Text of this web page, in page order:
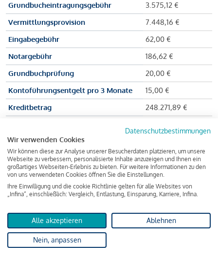
Grundbucheintragungsgebühr
3.575,12 €
Vermittlungsprovision
7.448,16 €
Eingabegebühr
62,00 €
Notargebühr
186,62 €
Grundbuchprüfung
20,00 €
Kontoführungsentgelt pro 3 Monate
15,00 €
Kreditbetrag
248.271,89 €
Zu zahlender Gesamtbetrag
Kreditvermittler
INFINA Credit
Broker GmbH
von 237.000 Euro ausgezahlt, um die Wohnung zu kaufen.
Darüber hinaus fallen aber noch einige Gebühren an (z. B. die
Grundbucheintragungsgebühr), sodass die Bank den
Datenschutzbestimmungen
Wir verwenden Cookies
Wir können diese zur Analyse unserer Besucherdaten platzieren, um unsere
Webseite zu verbessern, personalisierte Inhalte anzuzeigen und Ihnen ein
großartiges Webseiten-Erlebnis zu bieten. Für weitere Informationen zu den
von uns verwendeten Cookies öffnen Sie die Einstellungen.
Ihre Einwilligung und die cookie Richtlinie gelten für alle Websites von
„Infina“, einschließlich: Vergleich, Entlastung, Einsparung, Karriere, Infina.
Alle akzeptieren Ablehnen
Nein, anpassen